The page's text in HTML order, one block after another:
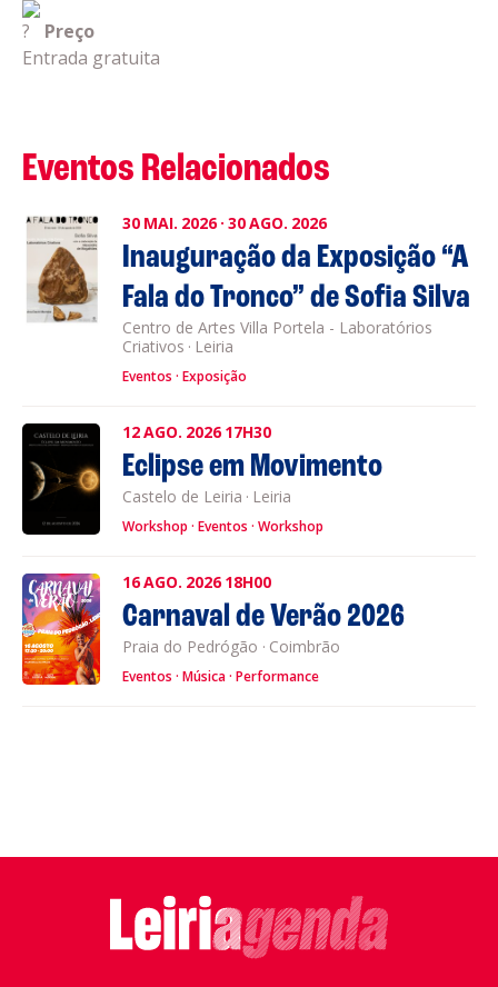
Preço
Entrada gratuita
Eventos Relacionados
30 MAI. 2026 · 30AGO. 2026
Inauguração da Exposição “A
Fala do Tronco” de Sofia Silva
Centro de Artes Villa Portela - Laboratórios
Criativos · Leiria
Eventos Exposição
12AGO. 2026 17H30
Eclipse em Movimento
Castelo de Leiria · Leiria
Workshop Eventos Workshop
16AGO. 2026 18H00
Carnaval de Verão 2026
Praia do Pedrógão · Coimbrão
Eventos Música Performance